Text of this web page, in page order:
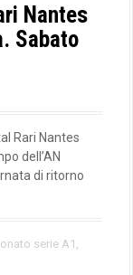
Nantes
Sabato
Rari Nantes
dell’AN
di ritorno
serie A1